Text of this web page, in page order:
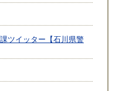
ツイッター【石川県警